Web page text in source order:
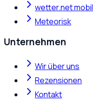
wetter.net mobil
Meteorisk
Unternehmen
Wir über uns
Rezensionen
Kontakt